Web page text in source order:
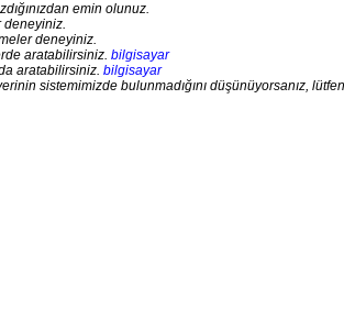
emin olunuz.
deneyiniz.
deneyiniz.
aratabilirsiniz. bilgisayar
aratabilirsiniz. bilgisayar
sistemimizde bulunmadığını düşünüyorsanız,